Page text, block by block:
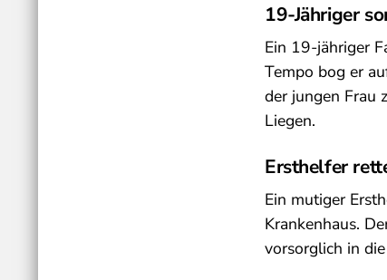
19-Jähriger
Ein 19-jähriger
Tempo bog er
der jungen Frau
Liegen.
Ersthelfer
Ein mutiger
Krankenhaus.
vorsorglich in